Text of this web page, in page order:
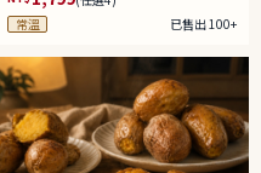
常溫
已售出 100+